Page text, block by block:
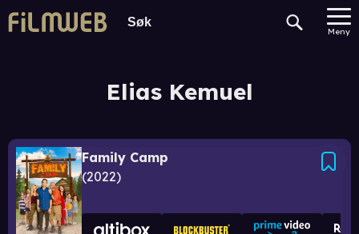
Meny
Elias Kemuel
Family Camp
2022